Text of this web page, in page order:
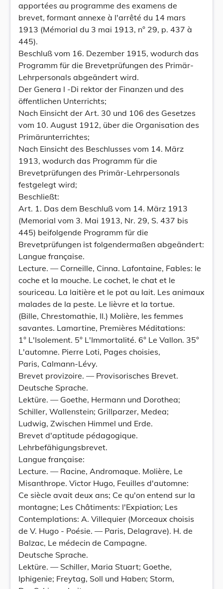
apportées au programme des examens de
brevet, formant annexe à l'arrêté du 14 mars
1913 (Mémorial du 3 mai 1913, n° 29, p. 437 à
445).
Beschluß vom 16. Dezember 1915, wodurch das
Programm für die Brevetprüfungen des Primär-
Lehrpersonals abgeändert wird.
Der Genera l -Di rektor der Finanzen und des
öffentlichen Unterrichts;
Nach Einsicht der Art. 30 und 106 des Gesetzes
vom 10. August 1912, über die Organisation des
Primärunterrichtes;
Nach Einsicht des Beschlusses vom 14. März
1913, wodurch das Programm für die
Brevetprüfungen des Primär-Lehrpersonals
festgelegt wird;
Beschließt:
Art. 1. Das dem Beschluß vom 14. März 1913
(Memorial vom 3. Mai 1913, Nr. 29, S. 437 bis
445) beifolgende Programm für die
Brevetprüfungen ist folgendermaßen abgeändert:
Langue française.
Lecture. — Corneille, Cinna. Lafontaine, Fables: le
coche et la mouche. Le cochet, le chat et le
souriceau. La laitière et le pot au lait. Les animaux
malades de la peste. Le lièvre et la tortue.
(Bille, Chrestomathie, II.) Molière, les femmes
savantes. Lamartine, Premières Méditations:
1° L'Isolement. 5° L'Immortalité. 6° Le Vallon. 35°
L'automne. Pierre Loti, Pages choisies,
Paris, Calmann-Lévy.
Brevet provizoire. — Provisorisches Brevet.
Deutsche Sprache.
Lektüre. — Goethe, Hermann und Dorothea;
Schiller, Wallenstein; Grillparzer, Medea;
Ludwig, Zwischen Himmel und Erde.
Brevet d'aptitude pédagogique.
Lehrbefähigungsbrevet.
Langue française:
Lecture. — Racine, Andromaque. Molière, Le
Misanthrope. Victor Hugo, Feuilles d'automne:
Ce siècle avait deux ans; Ce qu'on entend sur la
montagne; Les Châtiments: l'Expiation; Les
Contemplations: A. Villequier (Morceaux choisis
de V. Hugo - Poésie. — Paris, Delagrave). H. de
Balzac, Le médecin de Campagne.
Deutsche Sprache.
Lektüre. — Schiller, Maria Stuart; Goethe,
Iphigenie; Freytag, Soll und Haben; Storm,